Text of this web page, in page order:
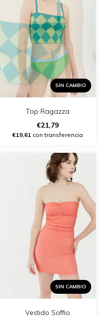
SIN CAMBIO
Top Ragazza
€21,79
€19,61 con transferencia
SIN CAMBIO
Vestido Soffio